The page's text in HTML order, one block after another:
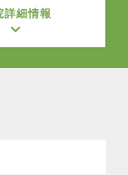
詳細情報